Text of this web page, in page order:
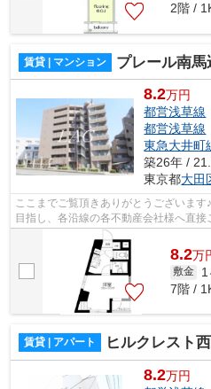
2階 /
賃貸 | マンション プレール南馬
8.2万円
都営浅草線
都営浅草線
東急大井町
築26年 /
東京都大田
ここまでご覧頂きありがとうございま
目指し、各沿線の各不動産会社様へ直
様へ提供しております！最新の情報は...
8.2万
敷金 1
7階 /
賃貸 | アパート ヒルクレスト
8.2万円